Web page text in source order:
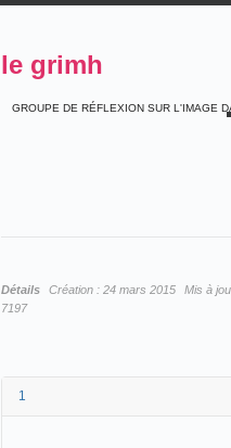
le grimh
GROUPE DE RÉFLEXION SUR L'IMAGE
Détails Création : 24 mars 2015 Mis à
7197
1